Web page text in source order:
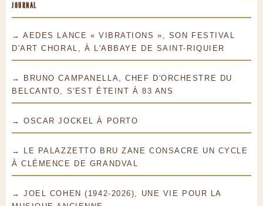
JOURNAL
→ AEDES LANCE « VIBRATIONS », SON FESTIVAL
D'ART CHORAL, À L'ABBAYE DE SAINT-RIQUIER
→ BRUNO CAMPANELLA, CHEF D'ORCHESTRE DU
BELCANTO, S'EST ÉTEINT À 83 ANS
→ OSCAR JOCKEL À PORTO
→ LE PALAZZETTO BRU ZANE CONSACRE UN CYCLE
À CLÉMENCE DE GRANDVAL
→ JOEL COHEN (1942-2026), UNE VIE POUR LA